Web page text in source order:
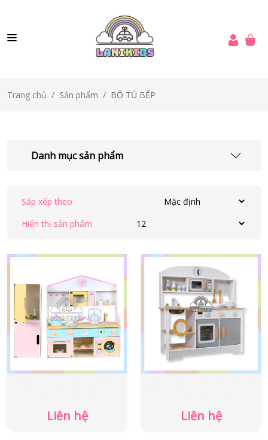
Trang chủ Sản phẩm BỘ TỦ BẾP
Danh mục sản phẩm
Sắp xếp theo
Hiển thị sản phẩm
Liên hệ Liên hệ